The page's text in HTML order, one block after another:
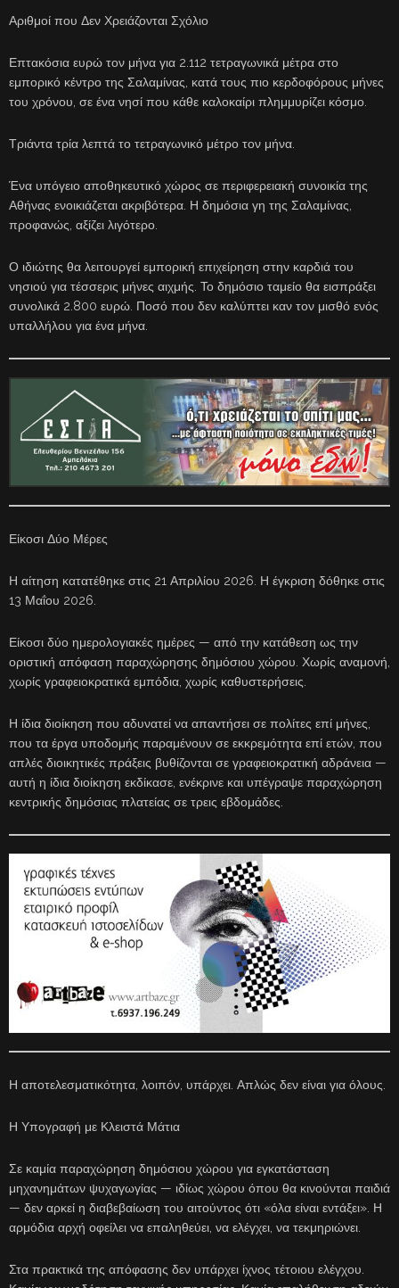
Αριθμοί που Δεν Χρειάζονται Σχόλιο
Επτακόσια ευρώ τον μήνα για 2.112 τετραγωνικά μέτρα στο
εμπορικό κέντρο της Σαλαμίνας, κατά τους πιο κερδοφόρους μήνες
του χρόνου, σε ένα νησί που κάθε καλοκαίρι πλημμυρίζει κόσμο.
Τριάντα τρία λεπτά το τετραγωνικό μέτρο τον μήνα.
Ένα υπόγειο αποθηκευτικό χώρος σε περιφερειακή συνοικία της
Αθήνας ενοικιάζεται ακριβότερα. Η δημόσια γη της Σαλαμίνας,
προφανώς, αξίζει λιγότερο.
Ο ιδιώτης θα λειτουργεί εμπορική επιχείρηση στην καρδιά του
νησιού για τέσσερις μήνες αιχμής. Το δημόσιο ταμείο θα εισπράξει
συνολικά 2.800 ευρώ. Ποσό που δεν καλύπτει καν τον μισθό ενός
υπαλλήλου για ένα μήνα.
Είκοσι Δύο Μέρες
Η αίτηση κατατέθηκε στις 21 Απριλίου 2026. Η έγκριση δόθηκε στις
13 Μαΐου 2026.
Είκοσι δύο ημερολογιακές ημέρες — από την κατάθεση ως την
οριστική απόφαση παραχώρησης δημόσιου χώρου. Χωρίς αναμονή,
χωρίς γραφειοκρατικά εμπόδια, χωρίς καθυστερήσεις.
Η ίδια διοίκηση που αδυνατεί να απαντήσει σε πολίτες επί μήνες,
που τα έργα υποδομής παραμένουν σε εκκρεμότητα επί ετών, που
απλές διοικητικές πράξεις βυθίζονται σε γραφειοκρατική αδράνεια —
αυτή η ίδια διοίκηση εκδίκασε, ενέκρινε και υπέγραψε παραχώρηση
κεντρικής δημόσιας πλατείας σε τρεις εβδομάδες.
Η αποτελεσματικότητα, λοιπόν, υπάρχει. Απλώς δεν είναι για όλους.
Η Υπογραφή με Κλειστά Μάτια
Σε καμία παραχώρηση δημόσιου χώρου για εγκατάσταση
μηχανημάτων ψυχαγωγίας — ιδίως χώρου όπου θα κινούνται παιδιά
— δεν αρκεί η διαβεβαίωση του αιτούντος ότι «όλα είναι εντάξει». Η
αρμόδια αρχή οφείλει να επαληθεύει, να ελέγχει, να τεκμηριώνει.
Στα πρακτικά της απόφασης δεν υπάρχει ίχνος τέτοιου ελέγχου.